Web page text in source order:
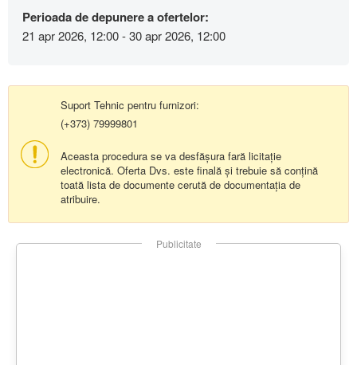
Perioada de depunere a ofertelor:
21 apr 2026, 12:00 - 30 apr 2026, 12:00
Suport Tehnic pentru furnizori:
(+373) 79999801
Aceasta procedura se va desfășura fară licitație
electronică. Oferta Dvs. este finală și trebuie să conțină
toată lista de documente cerută de documentația de
atribuire.
Publicitate